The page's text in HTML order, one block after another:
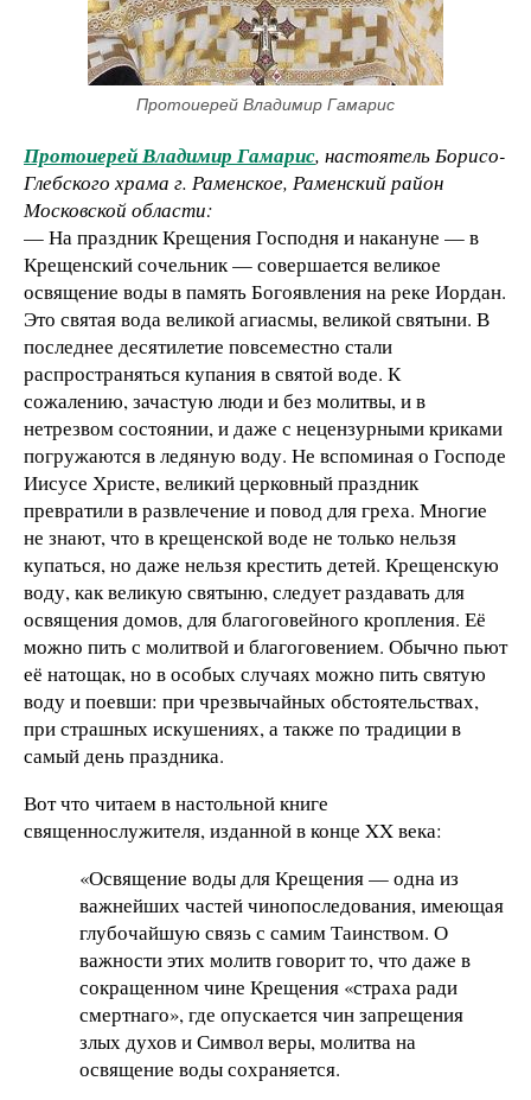
Протоиерей Владимир Гамарис
Протоиерей Владимир Гамарис, настоятель Борисо-
Глебского храма г. Раменское, Раменский район
Московской области:
— На праздник Крещения Господня и накануне — в
Крещенский сочельник — совершается великое
освящение воды в память Богоявления на реке Иордан.
Это святая вода великой агиасмы, великой святыни. В
последнее десятилетие повсеместно стали
распространяться купания в святой воде. К
сожалению, зачастую люди и без молитвы, и в
нетрезвом состоянии, и даже с нецензурными криками
погружаются в ледяную воду. Не вспоминая о Господе
Иисусе Христе, великий церковный праздник
превратили в развлечение и повод для греха. Многие
не знают, что в крещенской воде не только нельзя
купаться, но даже нельзя крестить детей. Крещенскую
воду, как великую святыню, следует раздавать для
освящения домов, для благоговейного кропления. Её
можно пить с молитвой и благоговением. Обычно пьют
её натощак, но в особых случаях можно пить святую
воду и поевши: при чрезвычайных обстоятельствах,
при страшных искушениях, а также по традиции в
самый день праздника.
Вот что читаем в настольной книге
священнослужителя, изданной в конце XX века:
«Освящение воды для Крещения — одна из
важнейших частей чинопоследования, имеющая
глубочайшую связь с самим Таинством. О
важности этих молитв говорит то, что даже в
сокращенном чине Крещения «страха ради
смертнаго», где опускается чин запрещения
злых духов и Символ веры, молитва на
освящение воды сохраняется.